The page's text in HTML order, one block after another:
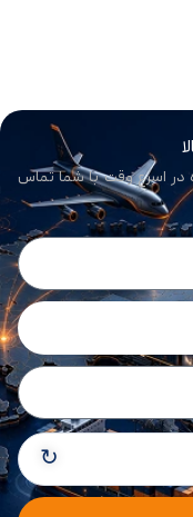
در اسرع وقت با شما تماس
↻